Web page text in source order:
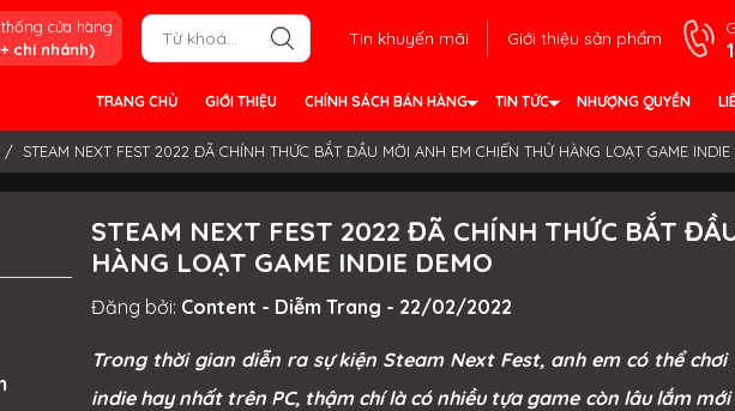
cửa hàng
chi nhánh)
Tin khuyến mãi Giới thiệu sản phẩm
TRANG CHỦ GIỚI THIỆU CHÍNH SÁCH BÁN HÀNG TIN TỨC NHƯỢNG QUYỀN
/ STEAM NEXT FEST 2022 ĐÃ CHÍNH THỨC BẮT ĐẦU MỜI ANH EM CHIẾN THỬ HÀNG LOẠT GAME INDIE
STEAM NEXT FEST 2022 ĐÃ CHÍNH THỨC BẮT
HÀNG LOẠT GAME INDIE DEMO
Đăng bởi: Content - Diễm Trang - 22/02/2022
Trong thời gian diễn ra sự kiện Steam Next Fest, anh em có thể
indie hay nhất trên PC, thậm chí là có nhiều tựa game còn lâu lắm